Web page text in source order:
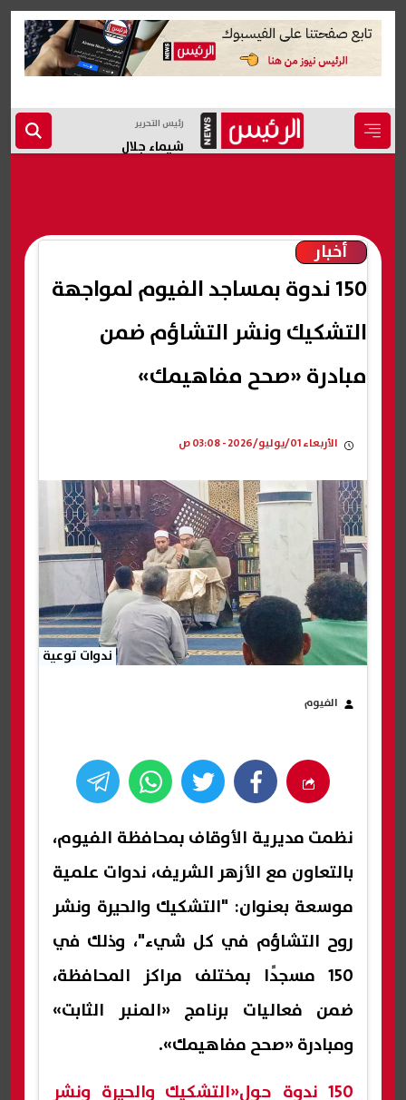
رئيس التحرير
شيماء جلال
أخبار
150 ندوة بمساجد الفيوم لمواجهة
التشكيك ونشر التشاؤم ضمن
مبادرة «صحح مفاهيمك»
الأربعاء 01/يوليو/2026 - 03:08 ص
ندوات توعية
الفيوم
نظمت مديرية الأوقاف بمحافظة الفيوم،
بالتعاون مع الأزهر الشريف، ندوات علمية
موسعة بعنوان: "التشكيك والحيرة ونشر
روح التشاؤم في كل شيء"، وذلك في
150 مسجدًا بمختلف مراكز المحافظة،
ضمن فعاليات برنامج «المنبر الثابت»
ومبادرة «صحح مفاهيمك».
150 ندوة حول«التشكيك والحيرة ونشر